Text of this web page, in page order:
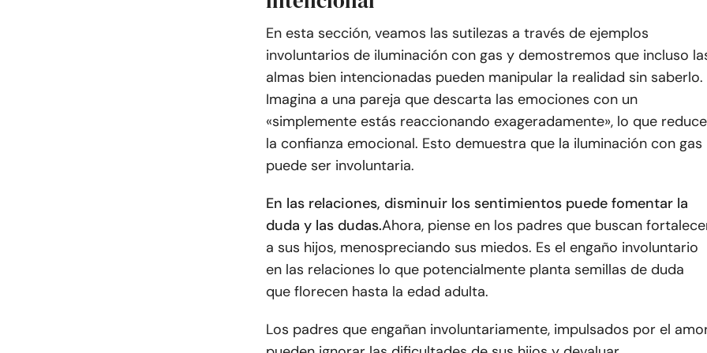
En esta sección, veamos las sutilezas a través de ejemplos
involuntarios de iluminación con gas y demostremos que incluso
almas bien intencionadas pueden manipular la realidad sin saberlo.
Imagina a una pareja que descarta las emociones con un
«simplemente estás reaccionando exageradamente», lo que reduce
la confianza emocional. Esto demuestra que la iluminación con gas
puede ser involuntaria.
En las relaciones, disminuir los sentimientos puede fomentar la
duda y las dudas.Ahora, piense en los padres que buscan
a sus hijos, menospreciando sus miedos. Es el engaño involuntario
en las relaciones lo que potencialmente planta semillas de duda
que florecen hasta la edad adulta.
Los padres que engañan involuntariamente, impulsados por el